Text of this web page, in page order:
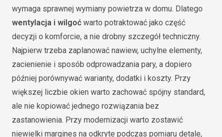
wymaga sprawnej wymiany powietrza w domu. Dlatego
wentylacja i wilgoć warto potraktować jako część
decyzji o komforcie, a nie drobny szczegół techniczny.
Najpierw trzeba zaplanować nawiew, uchylne elementy,
zacienienie i sposób odprowadzania pary, a dopiero
później porównywać warianty, dodatki i koszty. Przy
większej liczbie okien warto zachować spójny standard,
ale nie kopiować jednego rozwiązania bez
zastanowienia. Przy modernizacji warto zostawić
niewielki margines na odkryte podczas pomiaru detale,